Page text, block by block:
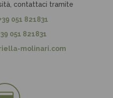
contattaci tramite
051 821831
051 821831
molinari.com